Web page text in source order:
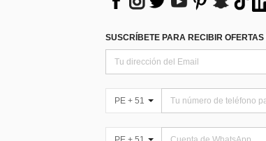
SUSCRÍBETE PARA RECIBIR
PE + 51